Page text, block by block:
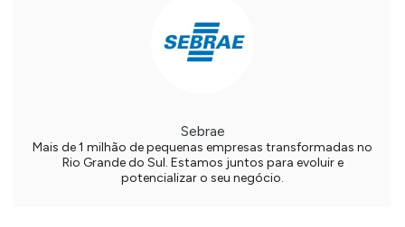
Sebrae
Mais de 1 milhão de pequenas empresas transformadas no
Rio Grande do Sul. Estamos juntos para evoluir e
potencializar o seu negócio.